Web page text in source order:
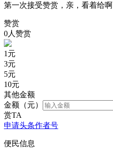
第一次接受赞赏，亲，看着给啊
赞赏
0人赞赏
1 元
3元
5元
10元
其他金额
金额（元）
赏TA
申请头条作者号
便民信息